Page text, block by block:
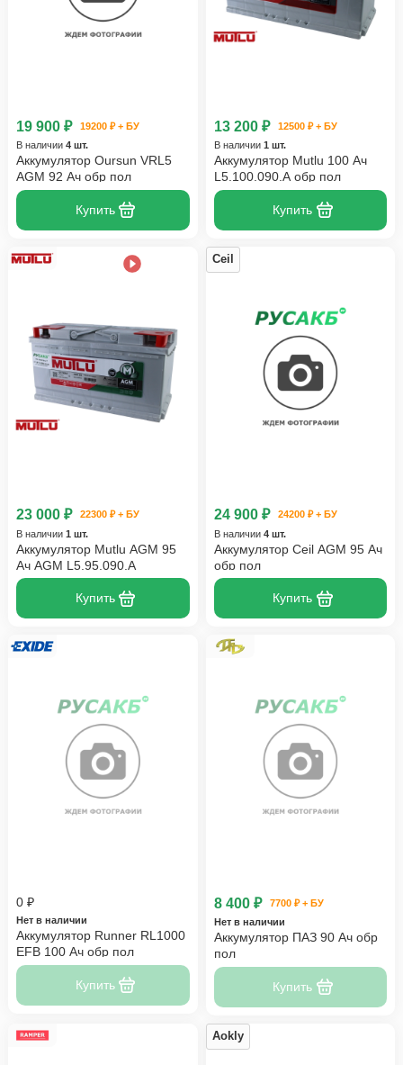
19 900 ₽
19200 ₽ + БУ
В наличии 4 шт.
Аккумулятор Oursun VRL5
AGM 92 Ач обр пол
Купить
13 200 ₽
12500 ₽ + БУ
В наличии 1 шт.
Аккумулятор Mutlu 100 Ач
L5.100.090.A обр пол
Купить
23 000 ₽
22300 ₽ + БУ
В наличии 1 шт.
Аккумулятор Mutlu AGM 95
Ач AGM L5.95.090.A
Купить
Ceil
24 900 ₽
24200 ₽ + БУ
В наличии 4 шт.
Аккумулятор Ceil AGM 95 Ач
обр пол
Купить
0 ₽
Нет в наличии
Аккумулятор Runner RL1000
EFB 100 Ач обр пол
Купить
8 400 ₽
7700 ₽ + БУ
Нет в наличии
Аккумулятор ПАЗ 90 Ач обр
пол
Купить
Aokly